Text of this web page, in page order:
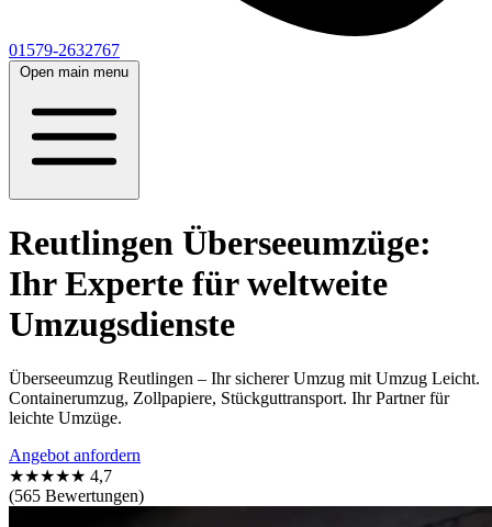
01579-2632767
Open main menu
Reutlingen Überseeumzüge:
Ihr Experte für weltweite
Umzugsdienste
Überseeumzug Reutlingen – Ihr sicherer Umzug mit Umzug Leicht.
Containerumzug, Zollpapiere, Stückguttransport. Ihr Partner für
leichte Umzüge.
Angebot anfordern
★★★★★ 4,7
(565 Bewertungen)